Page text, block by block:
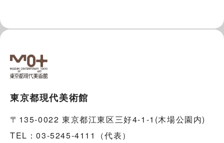
東京都現代美術館
〒135-0022 東京都江東区三好4-1-1(木場公園内)
TEL：03-5245-4111（代表）